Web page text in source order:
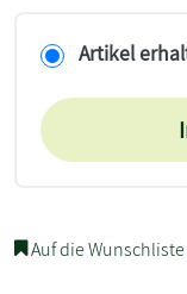
Artikel
Auf die Wunschliste